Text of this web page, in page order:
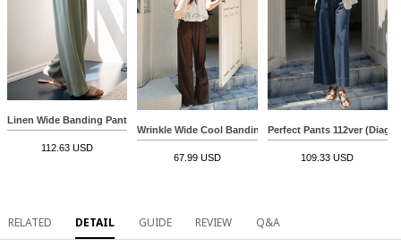
Linen Wide Banding Pants
112.63 USD
Wrinkle Wide Cool Banding Pants
67.99 USD
Perfect Pants 112ver
109.33 USD
RELATED DETAIL GUIDE REVIEW Q&A